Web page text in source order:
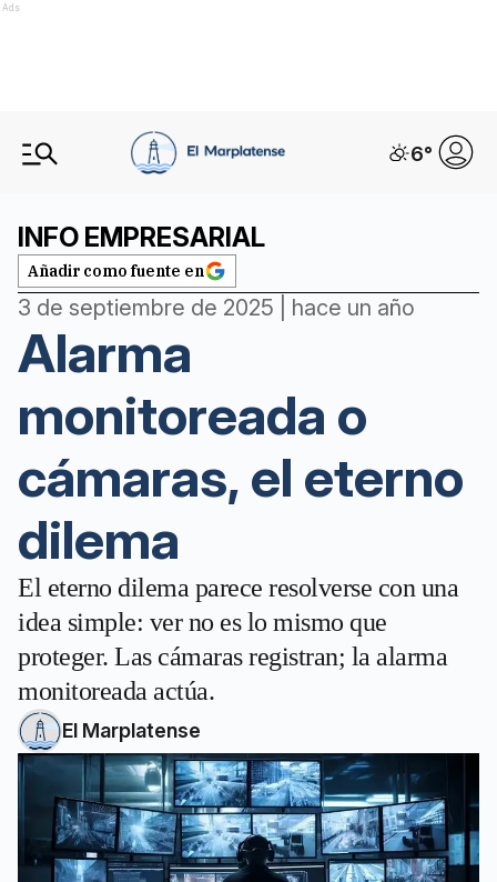
Ads
6°
INFO EMPRESARIAL
Añadir como fuente en
3 de septiembre de 2025 | hace un año
Alarma
monitoreada o
cámaras, el eterno
dilema
El eterno dilema parece resolverse con una
idea simple: ver no es lo mismo que
proteger. Las cámaras registran; la alarma
monitoreada actúa.
El Marplatense